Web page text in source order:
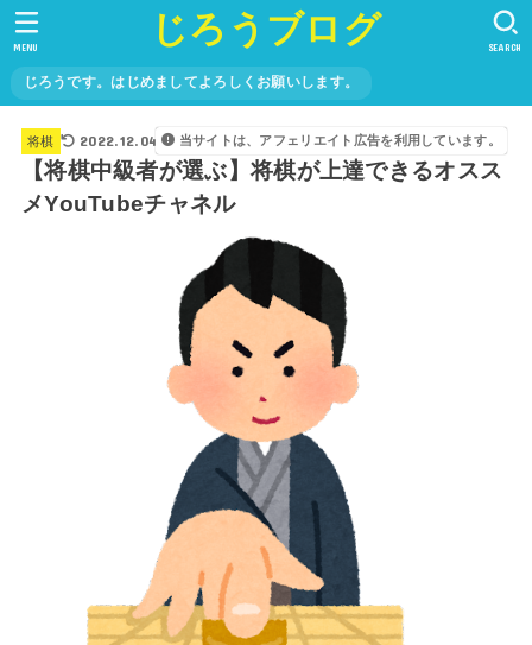
じろうブログ
じろうです。はじめましてよろしくお願いします。
SEARCH
MENU
将棋 2022.12.04 当サイトは、アフェリエイト広告を利用しています。
【将棋中級者が選ぶ】将棋が上達できるオスス
メYouTubeチャネル